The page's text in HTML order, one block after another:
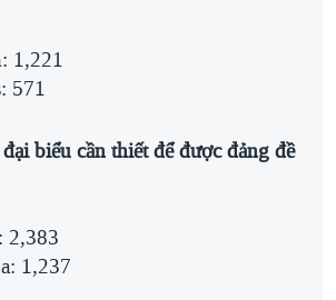
1,221
571
biểu cần thiết để được đảng đề
2,383
1,237